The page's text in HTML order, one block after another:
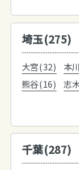
埼玉(275)
大宮(32) 本
熊谷(16)
志
千葉(287)